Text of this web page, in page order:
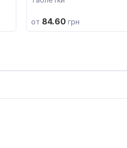
от 84.60 грн